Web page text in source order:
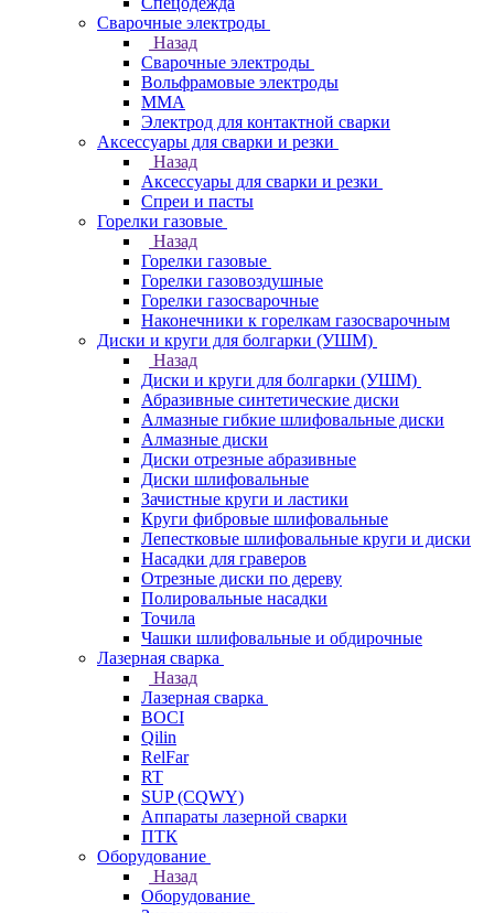
Сварочные электроды
Назад
Сварочные электроды
Вольфрамовые электроды
ММА
Электрод для контактной сварки
Аксессуары для сварки и резки
Назад
Аксессуары для сварки и резки
Спреи и пасты
Горелки газовые
Назад
Горелки газовые
Горелки газовоздушные
Горелки газосварочные
Наконечники к горелкам газосварочным
Диски и круги для болгарки (УШМ)
Назад
Диски и круги для болгарки (УШМ)
Абразивные синтетические диски
Алмазные гибкие шлифовальные диски
Алмазные диски
Диски отрезные абразивные
Диски шлифовальные
Зачистные круги и ластики
Круги фибровые шлифовальные
Лепестковые шлифовальные круги и диски
Насадки для граверов
Отрезные диски по дереву
Полировальные насадки
Точила
Чашки шлифовальные и обдирочные
Лазерная сварка
Назад
Лазерная сварка
BOCI
Qilin
RelFar
RT
SUP (CQWY)
Аппараты лазерной сварки
ПТК
Оборудование
Назад
Оборудование